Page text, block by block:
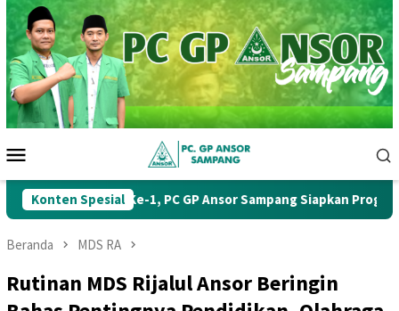
Loncat
ke
konten
Mobile
Konten Spesial
Muskercab Ke-1, PC GP Ansor Sampang Siapkan Program
Beranda MDS RA
Rutinan MDS Rijalul Ansor Beringin